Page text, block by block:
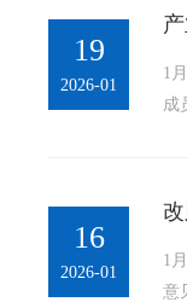
19
2026-01
1
成
16
2026-01
1
意